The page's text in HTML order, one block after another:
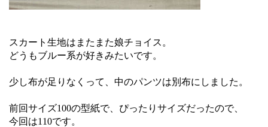
スカート生地はまたまた娘チョイス。
どうもブルー系が好きみたいです。
少し布が足りなくって、中のパンツは別布にしました。
前回サイズ100の型紙で、ぴったりサイズだったので、
今回は110です。